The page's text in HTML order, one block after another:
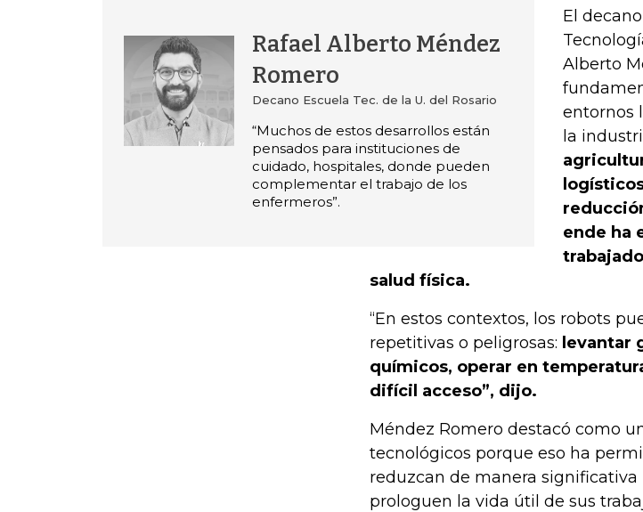
Rafael Alberto Méndez
Romero
Decano Escuela Tec. de la U. del Rosario
“Muchos de estos desarrollos están
pensados para instituciones de
cuidado, hospitales, donde pueden
complementar el trabajo de los
enfermeros”.
El
Alberto
entornos
la
ende ha
salud física.
“En estos contextos, los robots
repetitivas o peligrosas: levantar
químicos, operar en
difícil acceso”, dijo.
Méndez Romero destacó como
tecnológicos porque eso ha
reduzcan de manera
prologuen la vida útil de sus